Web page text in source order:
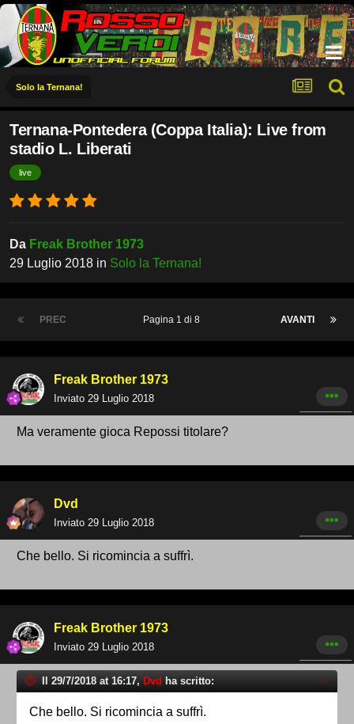
Solo la Ternana!
Ternana-Pontedera (Coppa Italia): Live from
stadio L. Liberati
live
Da Freak Brother 1973
29 Luglio 2018 in Solo la Ternana!
PREC AVANTI
Pagina 1 di 8
Freak Brother 1973
Inviato 29 Luglio 2018
Ma veramente gioca Repossi titolare?
Dvd
Inviato 29 Luglio 2018
Che bello. Si ricomincia a suffrì.
Freak Brother 1973
Inviato 29 Luglio 2018
Il 29/7/2018 at 16:17, Dvd ha scritto:
Che bello. Si ricomincia a suffrì.